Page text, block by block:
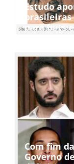
Estudo
para bets
Com fim
Governo